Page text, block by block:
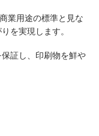
業用途の標準と見な
を実現します。
証し、印刷物を鮮や